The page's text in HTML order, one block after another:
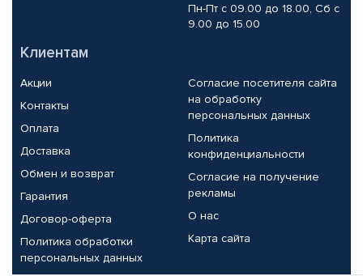
Пн-Пт с 09.00 до 18.00, Сб с
9.00 до 15.00
Клиентам
Акции
Контакты
Оплата
Доставка
Обмен и возврат
Гарантия
Договор-оферта
Политика обработки
персональных данных
Согласие посетителя сайта
на обработку
персональных данных
Политика
конфиденциальности
Согласие на получение
рекламы
О нас
Карта сайта